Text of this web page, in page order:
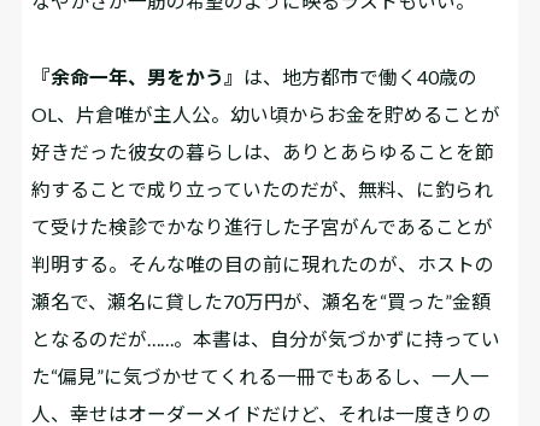
『余命一年、男をかう』 は、地方都市で働く40歳の
OL、片倉唯が主人公。幼い頃からお金を貯めることが
好きだった彼女の暮らしは、ありとあらゆることを節
約することで成り立っていたのだが、無料、に釣られ
て受けた検診でかなり進行した子宮がんであることが
判明する。そんな唯の目の前に現れたのが、ホストの
瀬名で、瀬名に貸した70万円が、瀬名を“買った”金額
となるのだが……。本書は、自分が気づかずに持ってい
た“偏見”に気づかせてくれる一冊でもあるし、一人一
人、幸せはオーダーメイドだけど、それは一度きりの